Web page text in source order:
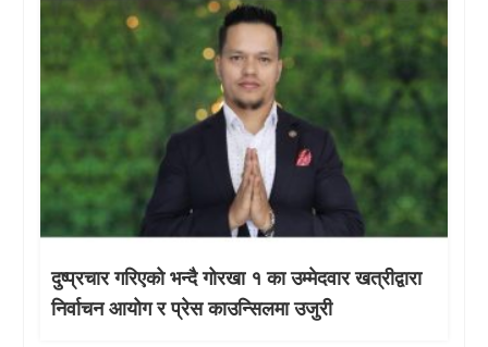
दुष्प्रचार गरिएको भन्दै गोरखा १ का उम्मेदवार खत्रीद्वारा
निर्वाचन आयोग र प्रेस काउन्सिलमा उजुरी